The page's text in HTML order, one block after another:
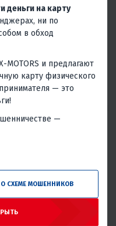
NEW (ZS172FMM)
990 ₽ 189 990 ₽
В 1 КЛИК
250 23 Механика
Нет
деньги на карту
ни по
в обход
MOTORS и предлагают
карту физического
— это
—
СХЕМЕ МОШЕННИКОВ